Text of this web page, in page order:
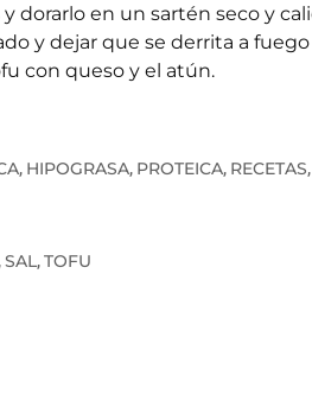
dorarlo en un sartén seco y
y dejar que se derrita a fuego
con queso y el atún.
, HIPOGRASA, PROTEICA, RECETAS,
,SAL,TOFU